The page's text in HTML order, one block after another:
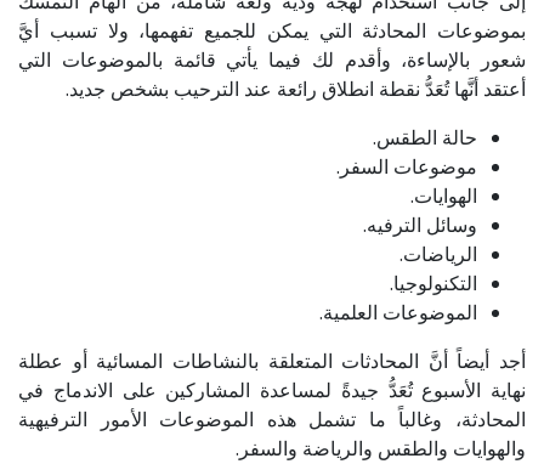
بموضوعات المحادثة التي يمكن للجميع تفهمها، ولا تسبب أيَّ
شعور بالإساءة، وأقدم لك فيما يأتي قائمة بالموضوعات التي
أعتقد أنَّها تُعَدُّ نقطة انطلاق رائعة عند الترحيب بشخص جديد.
حالة الطقس.
موضوعات السفر.
الهوايات.
وسائل الترفيه.
الرياضات.
التكنولوجيا.
الموضوعات العلمية.
أجد أيضاً أنَّ المحادثات المتعلقة بالنشاطات المسائية أو عطلة
نهاية الأسبوع تُعَدُّ جيدةً لمساعدة المشاركين على الاندماج في
المحادثة، وغالباً ما تشمل هذه الموضوعات الأمور الترفيهية
والهوايات والطقس والرياضة والسفر.